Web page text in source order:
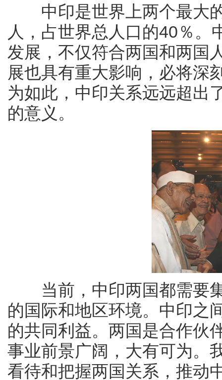
中印是世界上两个最大的
人，占世界总人口的40％。
发展，不仅符合两国和两国
展也具有重大影响，必将深
为如此，中印关系远远超出
的意义。
当前，中印两国都需要集
的国际和地区环境。中印之
的共同利益。两国是合作伙
事业前景广阔，大有可为。
看待和把握两国关系，推动